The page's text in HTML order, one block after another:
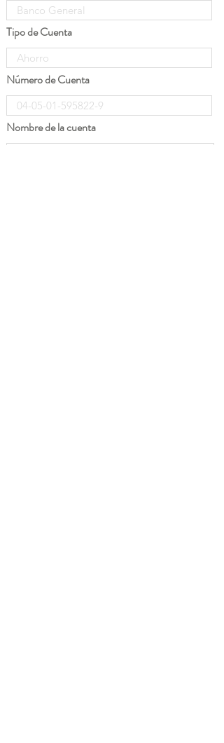
Tipo de Cuenta
Número de Cuenta
Nombre de la cuenta